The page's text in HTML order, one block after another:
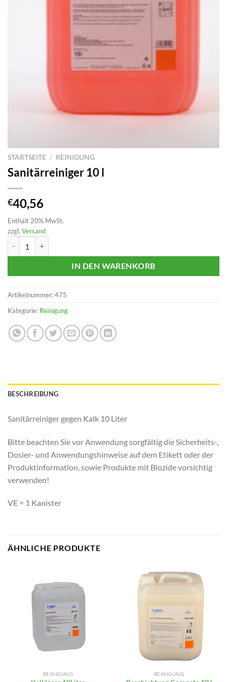
STARTSEITE / REINIGUNG
Sanitärreiniger 10 l
€40,56
Enthält 20% MwSt.
zzgl. Versand
IN DEN WARENKORB
Artikelnummer:475
Kategorie: Reinigung
BESCHREIBUNG
Sanitärreiniger gegen Kalk 10 Liter
Bitte beachten Sie vor Anwendung sorgfältig die Sicherheits-,
Dosier- und Anwendungshinweise auf dem Etikett oder der
Produktinformation, sowie Produkte mit Biozide vorsichtig
verwenden!
VE = 1 Kanister
ÄHNLICHE PRODUKTE
REINIGUNG REINIGUNG